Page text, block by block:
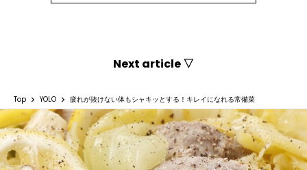
Next article ▽
Top YOLO 疲れが抜けない体もシャキッとする！キレイになれる常備菜